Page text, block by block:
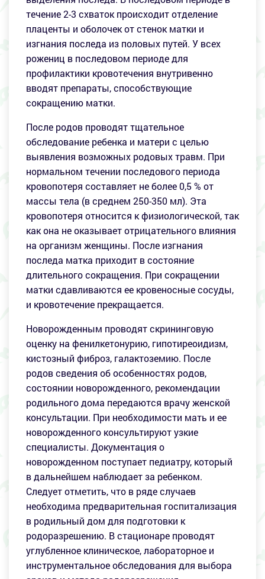
течение 2-3 схваток происходит отделение
плаценты и оболочек от стенок матки и
изгнания последа из половых путей. У всех
рожениц в последовом периоде для
профилактики кровотечения внутривенно
вводят препараты, способствующие
сокращению матки.
После родов проводят тщательное
обследование ребенка и матери с целью
выявления возможных родовых травм. При
нормальном течении последового периода
кровопотеря составляет не более 0,5 % от
массы тела (в среднем 250-350 мл). Эта
кровопотеря относится к физиологической, так
как она не оказывает отрицательного влияния
на организм женщины. После изгнания
последа матка приходит в состояние
длительного сокращения. При сокращении
матки сдавливаются ее кровеносные сосуды,
и кровотечение прекращается.
Новорожденным проводят скрининговую
оценку на фенилкетонурию, гипотиреоидизм,
кистозный фиброз, галактоземию. После
родов сведения об особенностях родов,
состоянии новорожденного, рекомендации
родильного дома передаются врачу женской
консультации. При необходимости мать и ее
новорожденного консультируют узкие
специалисты. Документация о
новорожденном поступает педиатру, который
в дальнейшем наблюдает за ребенком.
Следует отметить, что в ряде случаев
необходима предварительная госпитализация
в родильный дом для подготовки к
родоразрешению. В стационаре проводят
углубленное клиническое, лабораторное и
инструментальное обследования для выбора